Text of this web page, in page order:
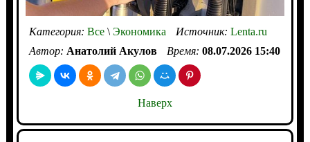
Категория: Все\Экономика Источник: Lenta.ru
Автор: Анатолий Акулов Время: 08.07.2026 15:40
Наверх